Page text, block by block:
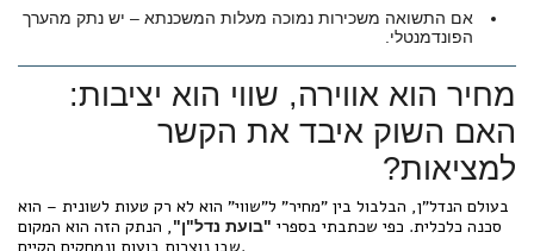
אם התשואה משכירות נמוכה מעלות המשכנתא – יש נתק מהערך
הפונדמנטלי.
מחיר הוא אווירה, שווי הוא יציבות:
האם השוק איבד את הקשר
למציאות?
בעולם הנדל"ן, הבלבול בין "מחיר" ל"שווי" הוא לא רק טעות לשונית – הוא
סכנה כלכלית. כפי שכתבתי בספרי "בועת נדל"ן", הנתק הזה הוא המקום
שבו נוצרות בועות ונמחקים הקיים.